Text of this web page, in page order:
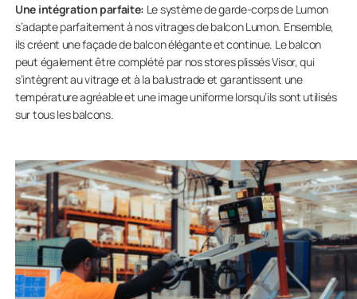
Une intégration parfaite: Le système de garde-corps de Lumon
s’adapte parfaitement à nos vitrages de balcon Lumon. Ensemble,
ils créent une façade de balcon élégante et continue. Le balcon
peut également être complété par nos stores plissés Visor, qui
s’intègrent au vitrage et à la balustrade et garantissent une
température agréable et une image uniforme lorsqu’ils sont utilisés
sur tous les balcons.